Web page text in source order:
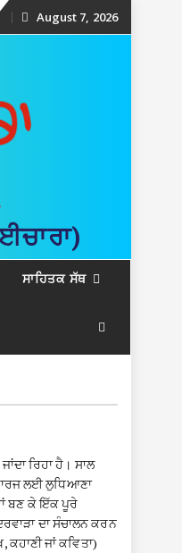
Skip
content
August 7, 2026
ਸਾਹਿਤਕ ਸੱਥ
ਰਿਹਾ ਹੈ। ਸਾਲ
ਲਈ ਲੁਧਿਆਣਾ
ਬਣ ਕੇ ਇੱਕ ਪੂਰੇ
ਦਾ ਸੰਚਾਲਨ ਕਰਨ
ਜਾਂ ਕਵਿਤਾ)